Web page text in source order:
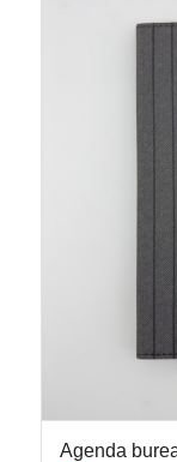
Agenda